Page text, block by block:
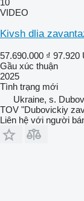
10
VIDEO
Kivsh dlia
57.690.000 ₫ 97.920
Gầu xúc thuận
2025
Tình trạng mới
Ukraine, s.
TOV "Dubovickiy
Liên hệ với người